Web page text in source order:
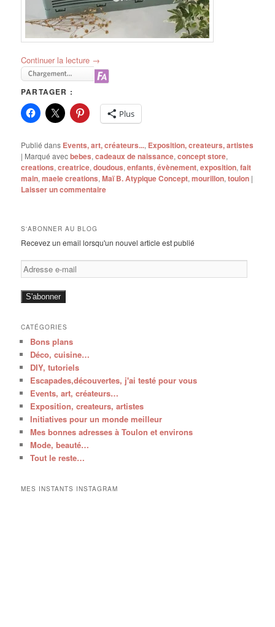
Continuer la lecture →
PARTAGER :
Plus
Publié dans Events, art, créateurs..., Exposition, createurs, artistes
| Marqué avecbebes,cadeaux de naissance,concept store,
creations,creatrice,doudous,enfants,évènement,exposition,fait
main,maele creations,Maï B. Atypique Concept,mourillon,toulon |
Laisser un commentaire
S'ABONNER AU BLOG
Recevez un email lorsqu'un nouvel article est publié
Adresse
e-
mail
S'abonner
CATÉGORIES
Bons plans
Déco, cuisine…
DIY, tutoriels
Escapades,découvertes, j'ai testé pour vous
Events, art, créateurs…
Exposition, createurs, artistes
Initiatives pour un monde meilleur
Mes bonnes adresses à Toulon et environs
Mode, beauté…
Tout le reste…
MES INSTANTS INSTAGRAM